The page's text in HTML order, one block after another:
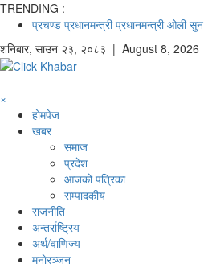
TRENDING :
प्रचण्ड प्रधानमन्त्री प्रधानमन्त्री ओली सुन
शनिबार, साउन २३, २०८३ | August 8, 2026
×
होमपेज
खबर
समाज
प्रदेश
आजको पत्रिका
सम्पादकीय
राजनीति
अन्तर्राष्ट्रिय
अर्थ/वाणिज्य
मनाेरञ्जन